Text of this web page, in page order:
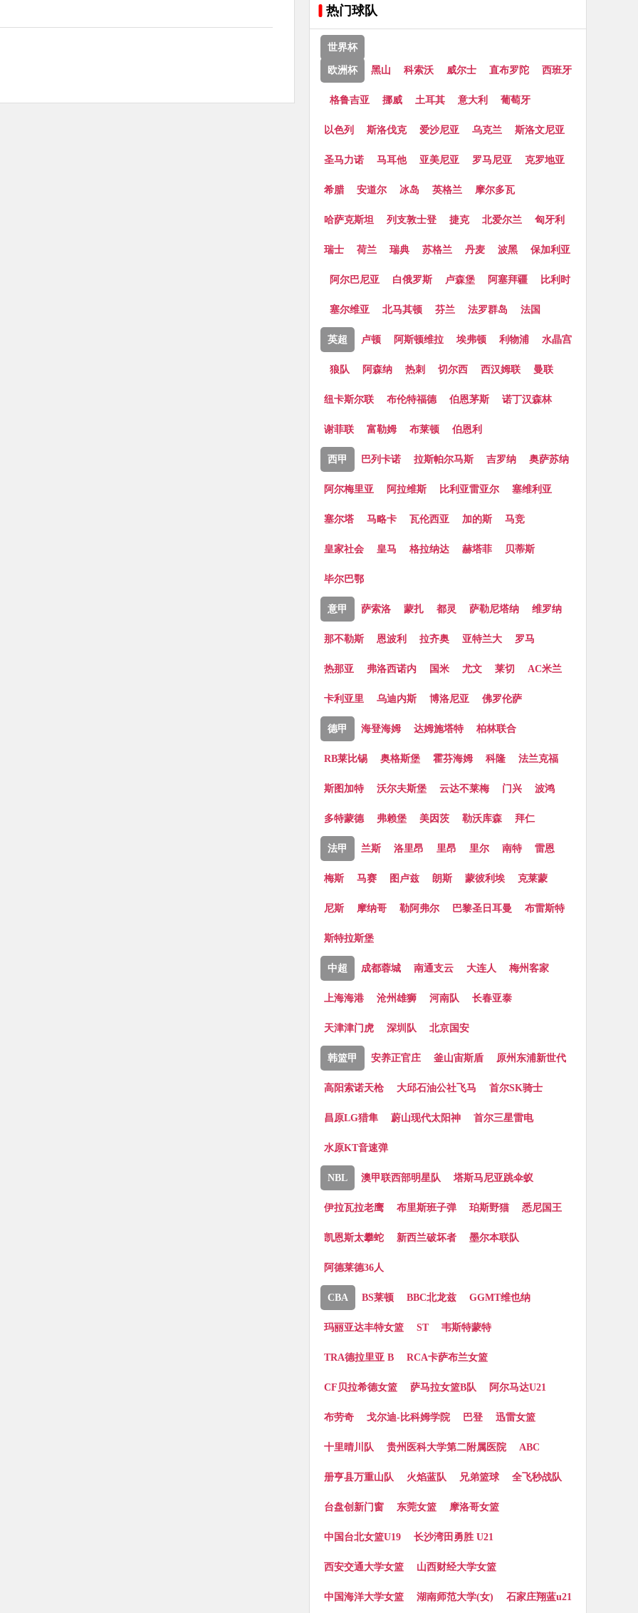
热门球队
世界杯
欧洲杯 黑山 科索沃 威尔士 直布罗陀 西班牙
格鲁吉亚 挪威 土耳其 意大利 葡萄牙
以色列 斯洛伐克 爱沙尼亚 乌克兰 斯洛文尼亚
圣马力诺 马耳他 亚美尼亚 罗马尼亚 克罗地亚
希腊 安道尔 冰岛 英格兰 摩尔多瓦
哈萨克斯坦 列支敦士登 捷克 北爱尔兰 匈牙利
瑞士 荷兰 瑞典 苏格兰 丹麦 波黑 保加利亚
阿尔巴尼亚 白俄罗斯 卢森堡 阿塞拜疆 比利时
塞尔维亚 北马其顿 芬兰 法罗群岛 法国
英超 卢顿 阿斯顿维拉 埃弗顿 利物浦 水晶宫
狼队 阿森纳 热刺 切尔西 西汉姆联 曼联
纽卡斯尔联 布伦特福德 伯恩茅斯 诺丁汉森林
谢菲联 富勒姆 布莱顿 伯恩利
西甲 巴列卡诺 拉斯帕尔马斯 吉罗纳 奥萨苏纳
阿尔梅里亚 阿拉维斯 比利亚雷亚尔 塞维利亚
塞尔塔 马略卡 瓦伦西亚 加的斯 马竞
皇家社会 皇马 格拉纳达 赫塔菲 贝蒂斯
毕尔巴鄂
意甲 萨索洛 蒙扎 都灵 萨勒尼塔纳 维罗纳
那不勒斯 恩波利 拉齐奥 亚特兰大 罗马
热那亚 弗洛西诺内 国米 尤文 莱切 AC米兰
卡利亚里 乌迪内斯 博洛尼亚 佛罗伦萨
德甲 海登海姆 达姆施塔特 柏林联合
RB莱比锡 奥格斯堡 霍芬海姆 科隆 法兰克福
斯图加特 沃尔夫斯堡 云达不莱梅 门兴 波鸿
多特蒙德 弗赖堡 美因茨 勒沃库森 拜仁
法甲 兰斯 洛里昂 里昂 里尔 南特 雷恩
梅斯 马赛 图卢兹 朗斯 蒙彼利埃 克莱蒙
尼斯 摩纳哥 勒阿弗尔 巴黎圣日耳曼 布雷斯特
斯特拉斯堡
中超 成都蓉城 南通支云 大连人 梅州客家
上海海港 沧州雄狮 河南队 长春亚泰
天津津门虎 深圳队 北京国安
韩篮甲 安养正官庄 釜山宙斯盾 原州东浦新世代
高阳索诺天枪 大邱石油公社飞马 首尔SK骑士
昌原LG猎隼 蔚山现代太阳神 首尔三星雷电
水原KT音速弹
NBL 澳甲联西部明星队 塔斯马尼亚跳伞蚁
伊拉瓦拉老鹰 布里斯班子弹 珀斯野猫 悉尼国王
凯恩斯太攀蛇 新西兰破坏者 墨尔本联队
阿德莱德36人
CBA BS莱顿 BBC北龙兹 GGMT维也纳
玛丽亚达丰特女篮 ST 韦斯特蒙特
TRA德拉里亚 B RCA卡萨布兰女篮
CF贝拉希德女篮 萨马拉女篮B队 阿尔马达U21
布劳奇 戈尔迪-比科姆学院 巴登 迅雷女篮
十里晴川队 贵州医科大学第二附属医院 ABC
册亨县万重山队 火焰蓝队 兄弟篮球 全飞秒战队
台盘创新门窗 东莞女篮 摩洛哥女篮
中国台北女篮U19 长沙湾田勇胜 U21
西安交通大学女篮 山西财经大学女篮
中国海洋大学女篮 湖南师范大学(女) 石家庄翔蓝u21